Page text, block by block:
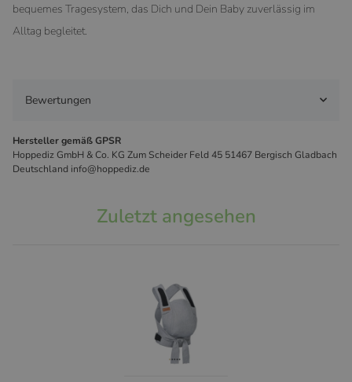
bequemes Tragesystem, das Dich und Dein Baby zuverlässig im
Alltag begleitet.
Bewertungen
Hersteller gemäß GPSR
Hoppediz GmbH & Co. KG Zum Scheider Feld 45 51467 Bergisch Gladbach
Deutschland info@hoppediz.de
Zuletzt angesehen